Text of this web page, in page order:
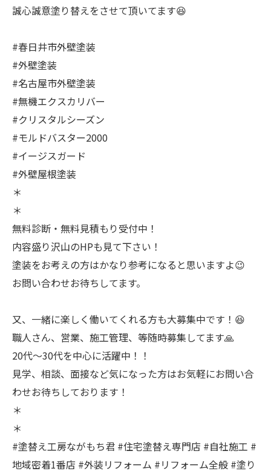
誠心誠意塗り替えをさせて頂いてます😆
#春日井市外壁塗装
#外壁塗装
#名古屋市外壁塗装
#無機エクスカリバー
#クリスタルシーズン
#モルドバスター2000
#イージスガード
#外壁屋根塗装
＊
＊
無料診断・無料見積もり受付中！
内容盛り沢山のHPも見て下さい！
塗装をお考えの方はかなり参考になると思いますよ😉
お問い合わせお待ちしてます。
又、一緒に楽しく働いてくれる方も大募集中です！😆
職人さん、営業、施工管理、等随時募集してます🙏
20代〜30代を中心に活躍中！！
見学、相談、面接など気になった方はお気軽にお問い合
わせお待ちしております！
＊
＊
#塗替え工房ながもち君 #住宅塗替え専門店 #自社施工 #
地域密着1番店 #外装リフォーム #リフォーム全般 #塗り